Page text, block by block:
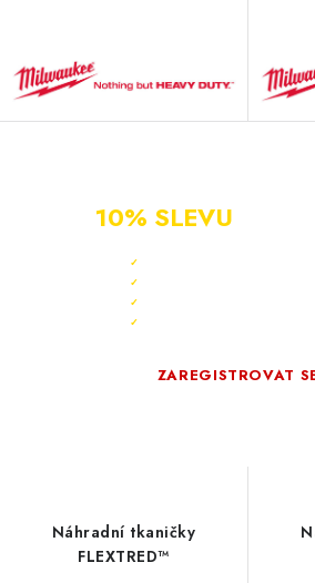
10% SLEVU
✓
✓
✓
✓
ZAREGISTROVAT
Náhradní tkaničky
FLEXTRED™